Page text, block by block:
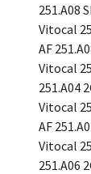
251.A08
Vitocal
AF
Vitocal
251.A04
Vitocal
AF
Vitocal
251.A06